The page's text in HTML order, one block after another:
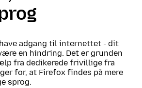
adgang til internettet - dit
en hindring. Det er grunden
fra dedikerede frivillige fra
for, at Firefox findes på mere
sprog.